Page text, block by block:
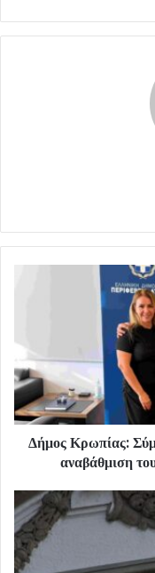
Δήμος Κρωπίας:
αναβάθμιση